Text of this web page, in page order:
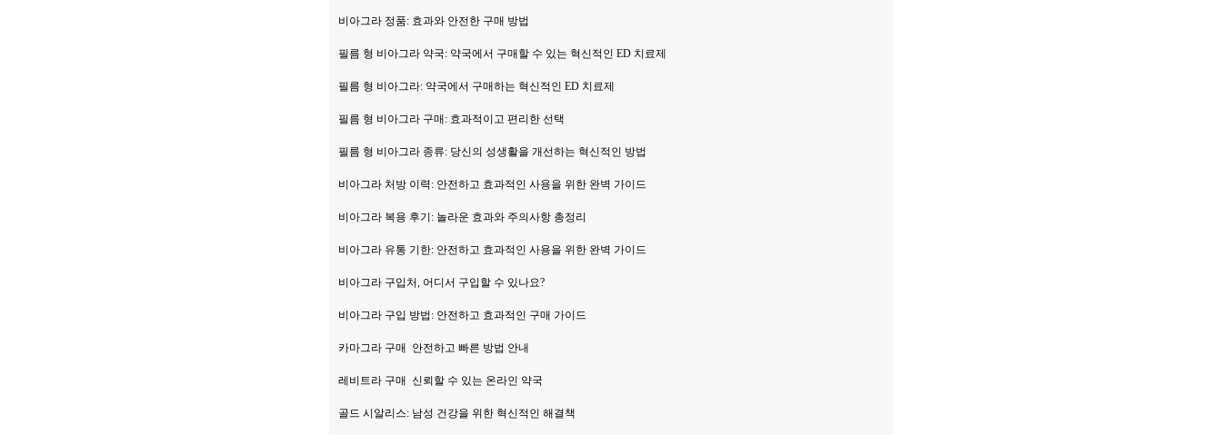
비아그라 정품: 효과와 안전한 구매 방법
필름 형 비아그라 약국: 약국에서 구매할 수 있는 혁신적인 ED 치료제
필름 형 비아그라: 약국에서 구매하는 혁신적인 ED 치료제
필름 형 비아그라 구매: 효과적이고 편리한 선택
필름 형 비아그라 종류: 당신의 성생활을 개선하는 혁신적인 방법
비아그라 처방 이력: 안전하고 효과적인 사용을 위한 완벽 가이드
비아그라 복용 후기: 놀라운 효과와 주의사항 총정리
비아그라 유통 기한: 안전하고 효과적인 사용을 위한 완벽 가이드
비아그라 구입처, 어디서 구입할 수 있나요?
비아그라 구입 방법: 안전하고 효과적인 구매 가이드
카마그라 구매 안전하고 빠른 방법 안내
레비트라 구매 신뢰할 수 있는 온라인 약국
골드 시알리스: 남성 건강을 위한 혁신적인 해결책